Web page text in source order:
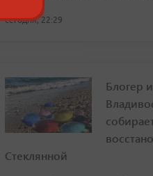
сегодня, 22:29
Блогер
Стеклянной